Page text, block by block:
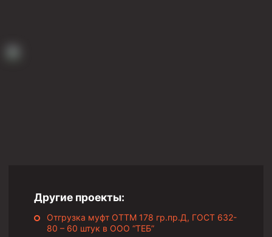
Элеваторы трубные
Другие проекты:
Отгрузка муфт ОТТМ 178 гр.пр.Д, ГОСТ 632-
80 – 60 штук в ООО “ТЕБ”